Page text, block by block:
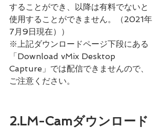
することができ、以降は有料でないと
使用することができません。（2021年
7月9日現在））
※上記ダウンロードページ下段にある
「Download vMix Desktop
Capture」では配信できませんので、
ご注意ください。
2.LM-Camダウンロード